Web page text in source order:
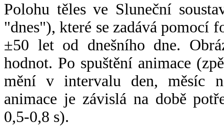
Polohu těles ve Sluneční
"dnes"), které se zadává pomocí
±50 let od dnešního dne.
hodnot. Po spuštění animace
mění v intervalu den, měsíc
animace je závislá na době
0,5-0,8 s).